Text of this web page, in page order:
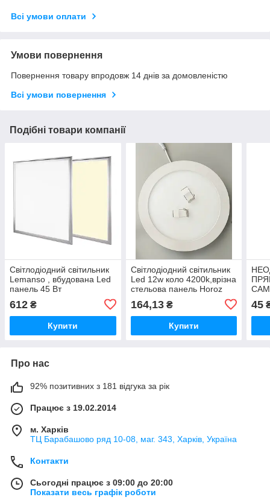
Всі умови оплати
Умови повернення
Повернення товару впродовж 14 днів за домовленістю
Всі умови повернення
Подібні товари компанії
Світлодіодний світильник
Lemanso , вбудована Led
панель 45 Вт
6500k
612 ₴
Купити
Світлодіодний світильник
Led 12w коло 4200k,врізна
стельова панель Horoz
164,13₴
Купити
45
Про нас
92% позитивних з 181 відгука за рік
Працює з 19.02.2014
м. Харків
ТЦ Барабашово ряд 10-08, маг. 343, Харків, Україна
Контакти
Сьогодні працює з 09:00 до 20:00
Показати весь графік роботи